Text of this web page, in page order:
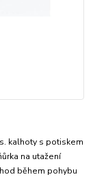
kalhoty s potiskem
na utažení
během pohybu